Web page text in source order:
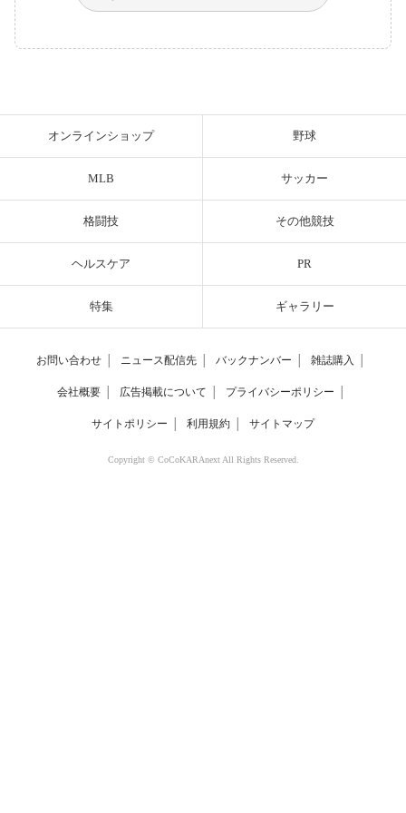
オンラインショップ 野球
MLB サッカー
格闘技 その他競技
ヘルスケア PR
特集 ギャラリー
お問い合わせ ニュース配信先 バックナンバー 雑誌購入
会社概要 広告掲載について プライバシーポリシー
サイトポリシー 利用規約 サイトマップ
Copyright © CoCoKARAnext All Rights Reserved.